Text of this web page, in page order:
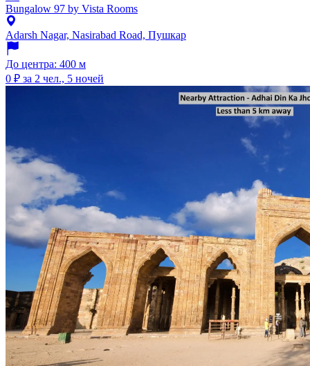
Bungalow 97 by Vista Rooms
Adarsh Nagar, Nasirabad Road, Пушкар
До центра: 400 м
0 ₽ за 2 чел., 5 ночей